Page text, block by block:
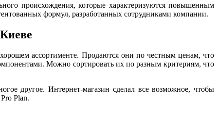
происхождения, которые характеризуются повышенным
формул, разработанных сотрудниками компании.
ассортименте. Продаются они по честным ценам, что
Можно сортировать их по разным критериям, что
другое. Интернет-магазин сделал все возможное, чтобы
Plan.